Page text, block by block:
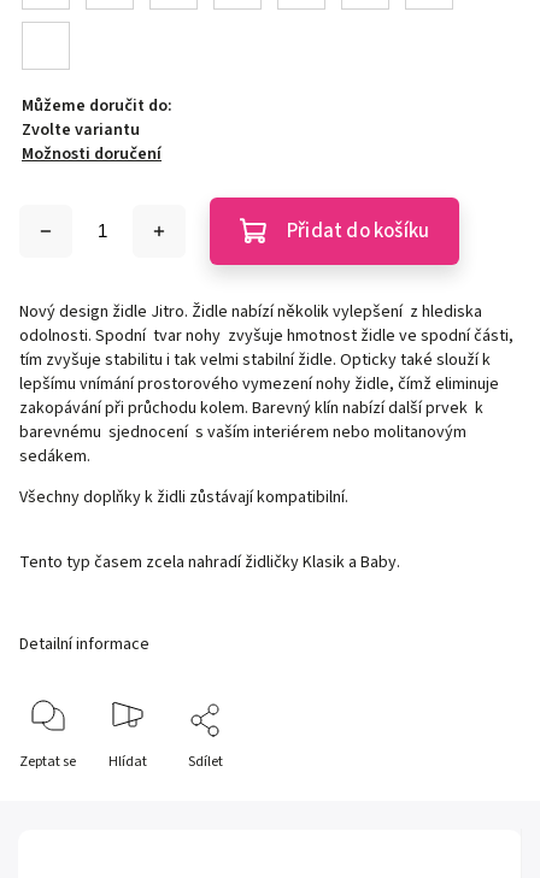
Můžeme doručit do:
Zvolte variantu
Možnosti doručení
Přidat do košíku
Nový design židle Jitro. Židle nabízí několik vylepšení z hlediska
odolnosti. Spodní tvar nohy zvyšuje hmotnost židle ve spodní části,
tím zvyšuje stabilitu i tak velmi stabilní židle. Opticky také slouží k
lepšímu vnímání prostorového vymezení nohy židle, čímž eliminuje
zakopávání při průchodu kolem. Barevný klín nabízí další prvek k
barevnému sjednocení s vaším interiérem nebo molitanovým
sedákem.
Všechny doplňky k židli zůstávají kompatibilní.
Tento typ časem zcela nahradí židličky Klasik a Baby.
Detailní informace
Zeptat se Hlídat Sdílet